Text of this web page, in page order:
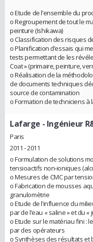
o Etude de l’ensemble du
o Regroupement de tout le
peinture (Ishikawa)
o Classification des risques
o Planification d’essais qui
tests permettant de les
Coat » (primaire, peinture,
o Réalisation de la
de documents techniques
source de contamination
o Formation de techniciens à
Lafarge - Ingénieur
Paris
2011 - 2011
o Formulation de solutions
tensioactifs non-ioniques
o Mesures de CMC par
o Fabrication de mousses
granulomètrie
o Etude de l’influence du
par de l’eau « saline » et du «
o Etude sur le matériau fini :
par des opérateurs
o Synthèses des résultats et